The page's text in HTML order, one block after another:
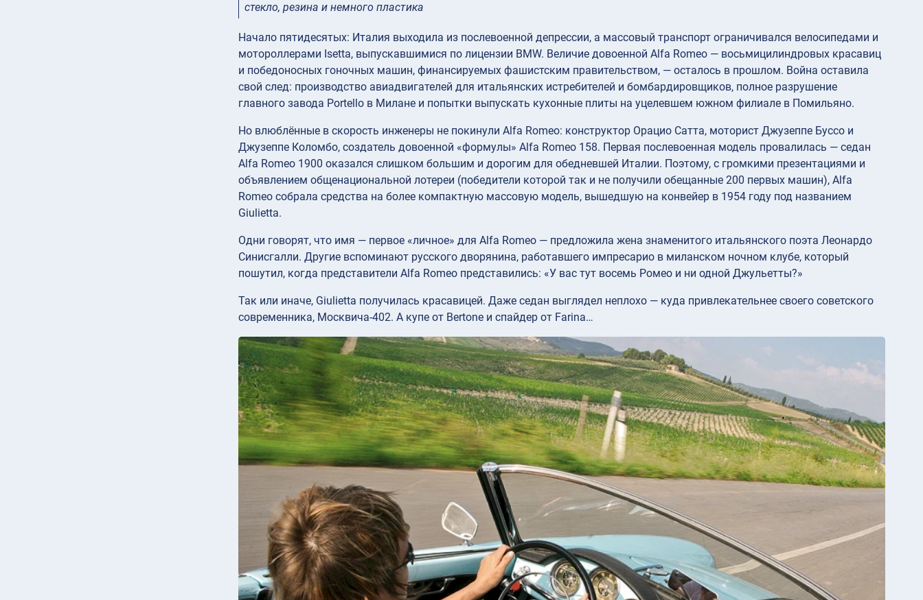
стекло, резина и немного пластика
Начало пятидесятых: Италия выходила из послевоенной депрессии, а массовый транспорт ограничивался велосипедами и
мотороллерами Isetta, выпускавшимися по лицензии BMW. Величие довоенной Alfa Romeo — восьмицилиндровых красавиц
и победоносных гоночных машин, финансируемых фашистским правительством, — осталось в прошлом. Война оставила
свой след: производство авиадвигателей для итальянских истребителей и бомбардировщиков, полное разрушение
главного завода Portello в Милане и попытки выпускать кухонные плиты на уцелевшем южном филиале в Помильяно.
Но влюблённые в скорость инженеры не покинули Alfa Romeo: конструктор Орацио Сатта, моторист Джузеппе Буссо и
Джузеппе Коломбо, создатель довоенной «формулы» Alfa Romeo 158. Первая послевоенная модель провалилась — седан
Alfa Romeo 1900 оказался слишком большим и дорогим для обедневшей Италии. Поэтому, с громкими презентациями и
объявлением общенациональной лотереи (победители которой так и не получили обещанные 200 первых машин), Alfa
Romeo собрала средства на более компактную массовую модель, вышедшую на конвейер в 1954 году под названием
Giulietta.
Одни говорят, что имя — первое «личное» для Alfa Romeo — предложила жена знаменитого итальянского поэта Леонардо
Синисгалли. Другие вспоминают русского дворянина, работавшего импресарио в миланском ночном клубе, который
пошутил, когда представители Alfa Romeo представились: «У вас тут восемь Ромео и ни одной Джульетты?»
Так или иначе, Giulietta получилась красавицей. Даже седан выглядел неплохо — куда привлекательнее своего советского
современника, Москвича-402. А купе от Bertone и спайдер от Farina…